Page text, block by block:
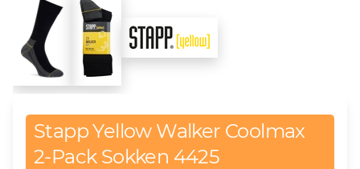
Stapp Yellow Walker Coolmax
2-Pack Sokken 4425